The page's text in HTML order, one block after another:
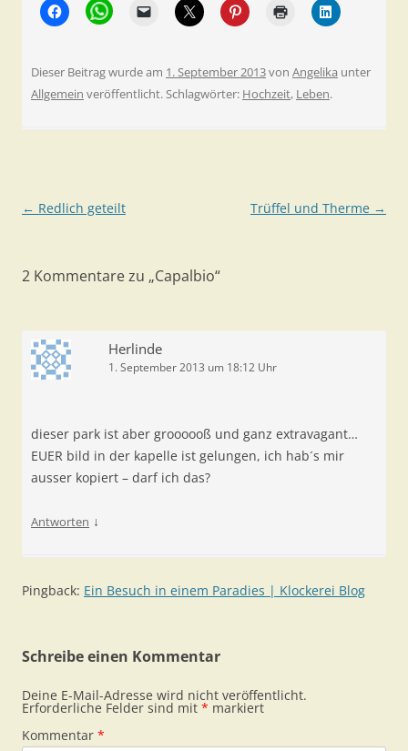
Dieser Beitrag wurde am 1. September 2013von Angelika unter
Allgemein veröffentlicht. Schlagwörter: Hochzeit, Leben.
Beitragsnavigation
← Redlich geteilt Trüffel und Therme →
2 Kommentare zu „Capalbio“
Herlinde
1. September 2013 um 18:12 Uhr
dieser park ist aber groooooß und ganz extravagant…
EUER bild in der kapelle ist gelungen, ich hab´s mir
ausser kopiert – darf ich das?
Antworten ↓
Pingback: Ein Besuch in einem Paradies | Klockerei Blog
Schreibe einen Kommentar
Deine E-Mail-Adresse wird nicht veröffentlicht.
Erforderliche Felder sind mit * markiert
Kommentar *